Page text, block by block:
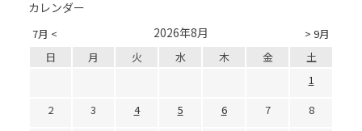
カレンダー
7月 < > 9月
2026年8月
日 月 火 水 木 金
土
1
2
3 4 5 6 7
8